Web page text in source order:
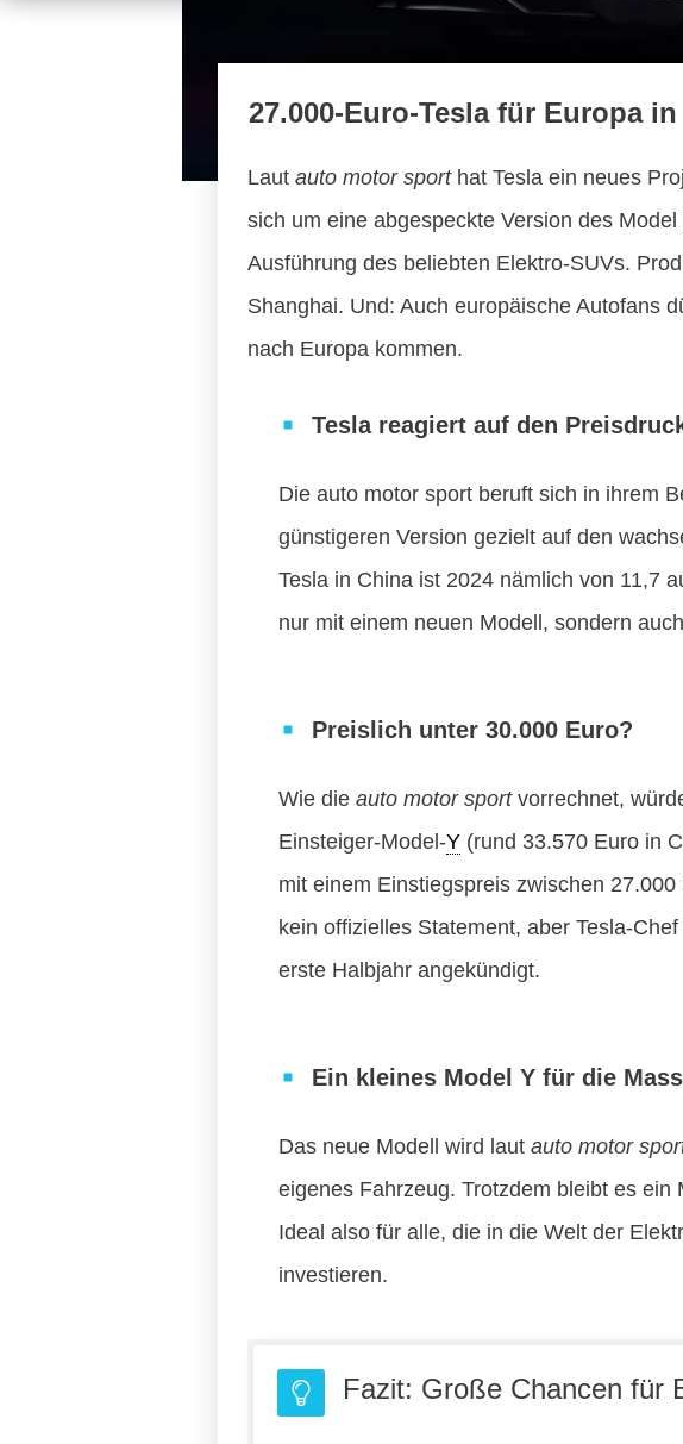
27.000-Euro-Tesla für Europa
Laut auto motor sporthat Tesla ein neues
sich um eine abgespeckte Version des Model
Ausführung des beliebten Elektro-SUVs.
Shanghai. Und: Auch europäische Autofans
nach Europa kommen.
Tesla reagiert auf den
Die auto motor sport beruft sich in ihrem
günstigeren Version gezielt auf den
Tesla in China ist 2024 nämlich von 11,7
nur mit einem neuen Modell, sondern
Preislich unter 30.000 Euro?
Wie die auto motor sportvorrechnet,
Einsteiger-Model-Y (rund 33.570 Euro in
mit einem Einstiegspreis zwischen
kein offizielles Statement, aber Tesla-
erste Halbjahr angekündigt.
Ein kleines Model Y für die
Das neue Modell wird laut auto motor
eigenes Fahrzeug. Trotzdem bleibt es ein
Ideal also für alle, die in die Welt der
investieren.
Fazit: Große Chancen für